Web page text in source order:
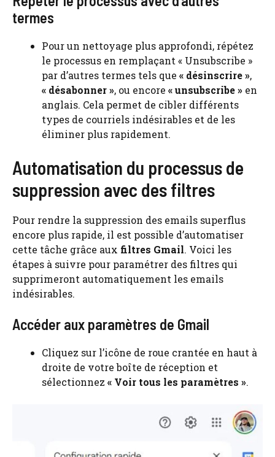
termes
Pour un nettoyage plus approfondi, répétez
le processus en remplaçant « Unsubscribe »
par d’autres termes tels que « désinscrire »,
« désabonner », ou encore « unsubscribe » en
anglais. Cela permet de cibler différents
types de courriels indésirables et de les
éliminer plus rapidement.
Automatisation du processus de
suppression avec des filtres
Pour rendre la suppression des emails superflus
encore plus rapide, il est possible d’automatiser
cette tâche grâce aux filtres Gmail. Voici les
étapes à suivre pour paramétrer des filtres qui
supprimeront automatiquement les emails
indésirables.
Accéder aux paramètres de Gmail
Cliquez sur l’icône de roue crantée en haut à
droite de votre boîte de réception et
sélectionnez « Voir tous les paramètres ».